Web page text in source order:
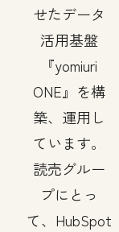
せたデータ
活用基盤
『yomiuri
ONE』を構
築、運用し
ています。
読売グルー
プにとっ
て、HubSpot